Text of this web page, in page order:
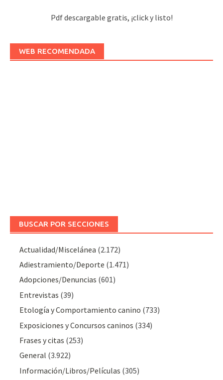
Pdf descargable gratis, ¡click y listo!
WEB RECOMENDADA
BUSCAR POR SECCIONES
Actualidad/Miscelánea (2.172)
Adiestramiento/Deporte (1.471)
Adopciones/Denuncias (601)
Entrevistas (39)
Etología y Comportamiento canino (733)
Exposiciones y Concursos caninos (334)
Frases y citas (253)
General (3.922)
Información/Libros/Películas (305)